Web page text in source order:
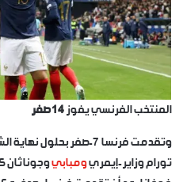
المنتخب الفرنسي يفوز
وتقدمت فرنسا 7-صفر
تورام وزاير-إيمريومبابي